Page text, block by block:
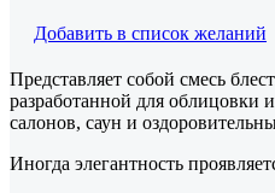
Добавить в список желаний
Представляет собой смесь
разработанной для облицовки
салонов, саун и
Иногда элегантность